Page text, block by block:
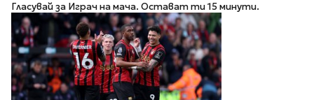
Гласувай за Играч на мача. Остават ти 15 минути.